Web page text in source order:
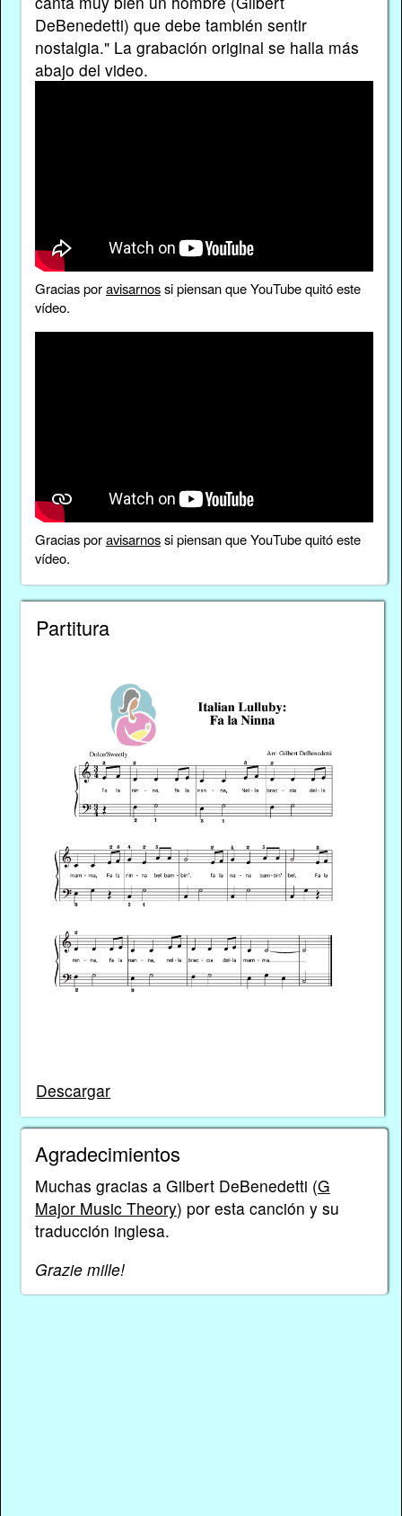
DeBenedetti) que debe también sentir
nostalgia." La grabación original se halla más
abajo del video.
Gracias poravisarnossi piensan que YouTube quitó este
vídeo.
Gracias poravisarnossi piensan que YouTube quitó este
vídeo.
Partitura
Descargar
Agradecimientos
Muchas gracias a Gilbert DeBenedetti (G
Major Music Theory) por esta canción y su
traducción inglesa.
Grazie mille!